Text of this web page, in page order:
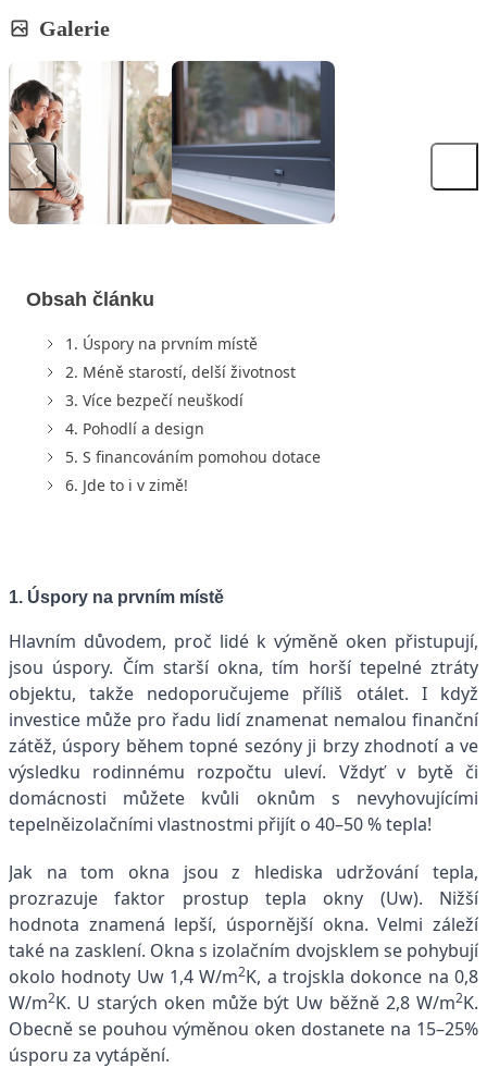
Galerie
Obsah článku
1. Úspory na prvním místě
2. Méně starostí, delší životnost
3. Více bezpečí neuškodí
4. Pohodlí a design
5. S financováním pomohou dotace
6. Jde to i v zimě!
1. Úspory na prvním místě
Hlavním důvodem, proč lidé k výměně oken přistupují,
jsou úspory. Čím starší okna, tím horší tepelné ztráty
objektu, takže nedoporučujeme příliš otálet. I když
investice může pro řadu lidí znamenat nemalou finanční
zátěž, úspory během topné sezóny ji brzy zhodnotí a ve
výsledku rodinnému rozpočtu uleví. Vždyť v bytě či
domácnosti můžete kvůli oknům s nevyhovujícími
tepelněizolačními vlastnostmi přijít o 40–50 % tepla!
Jak na tom okna jsou z hlediska udržování tepla,
prozrazuje faktor prostup tepla okny (Uw). Nižší
hodnota znamená lepší, úspornější okna. Velmi záleží
také na zasklení. Okna s izolačním dvojsklem se pohybují
okolo hodnoty Uw 1,4 W/m2K, a trojskla dokonce na 0,8
W/m2K. U starých oken může být Uw běžně 2,8 W/m2K.
Obecně se pouhou výměnou oken dostanete na 15–25%
úsporu za vytápění.